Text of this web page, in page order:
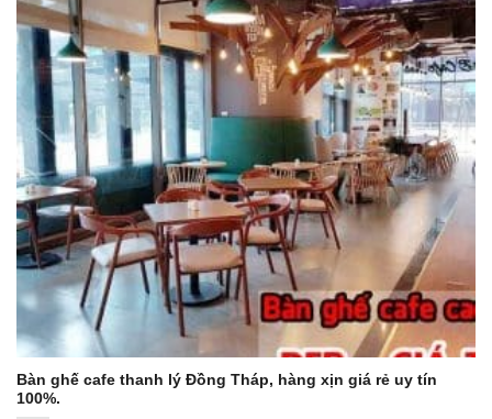
Bàn ghế cafe thanh lý Đồng Tháp, hàng xịn giá rẻ uy tín
100%.